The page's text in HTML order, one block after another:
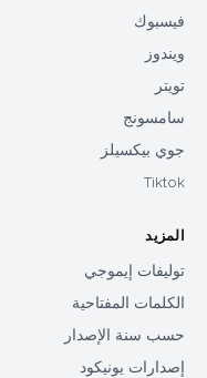
فيسبوك
ويندوز
تويتر
سامسونج
جوي بيكسيلز
Tiktok
المزيد
توليفات إيموجي
الكلمات المفتاحية
حسب سنة الإصدار
إصدارات يونيكود